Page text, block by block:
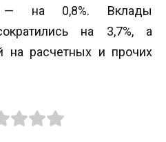
— на 0,8%. Вклады
на 3,7%, а
на расчетных и прочих